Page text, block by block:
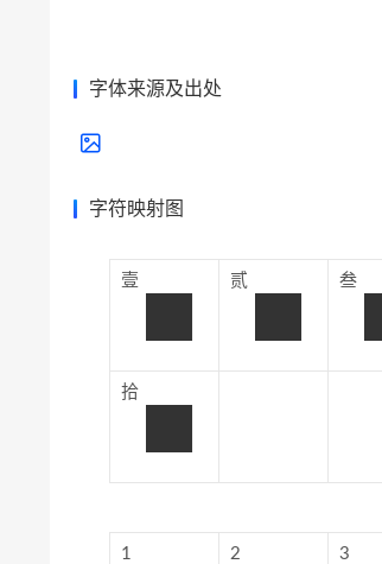
字体来源及出处
字符映射图
壹 贰 叁
拾
1 2 3